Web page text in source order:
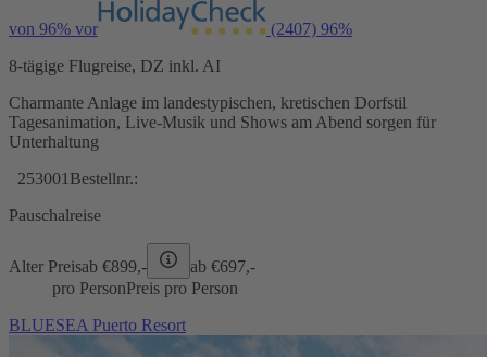
von 96% vor (2407) 96%
8-tägige Flugreise, DZ inkl. AI
Charmante Anlage im landestypischen, kretischen Dorfstil
Tagesanimation, Live-Musik und Shows am Abend sorgen für
Unterhaltung
253001 Bestellnr.:
Pauschalreise
Alter Preisab €899,- ab €697,-
pro PersonPreis pro Person
BLUESEA Puerto Resort